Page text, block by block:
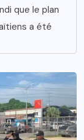
que le plan
a été